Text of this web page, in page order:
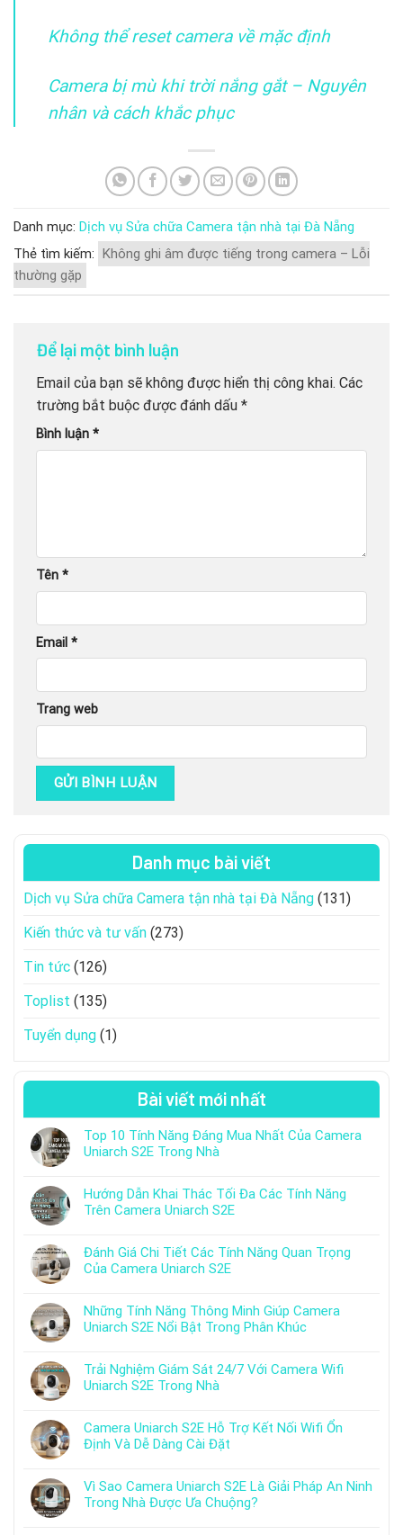
Không thể reset camera về mặc định
Camera bị mù khi trời nắng gắt – Nguyên
nhân và cách khắc phục
Danh mục: Dịch vụ Sửa chữa Camera tận nhà tại Đà Nẵng
Thẻ tìm kiếm: Không ghi âm được tiếng trong camera – Lỗi
thường gặp
Để lại một bình luận
Email của bạn sẽ không được hiển thị công khai. Các
trường bắt buộc được đánh dấu *
Bình luận *
Tên *
Email *
Trang web
Danh mục bài viết
Dịch vụ Sửa chữa Camera tận nhà tại Đà Nẵng (131)
Kiến thức và tư vấn (273)
Tin tức (126)
Toplist (135)
Tuyển dụng (1)
Bài viết mới nhất
Top 10 Tính Năng Đáng Mua Nhất Của Camera
Uniarch S2E Trong Nhà
Hướng Dẫn Khai Thác Tối Đa Các Tính Năng
Trên Camera Uniarch S2E
Đánh Giá Chi Tiết Các Tính Năng Quan Trọng
Của Camera Uniarch S2E
Những Tính Năng Thông Minh Giúp Camera
Uniarch S2E Nổi Bật Trong Phân Khúc
Trải Nghiệm Giám Sát 24/7 Với Camera Wifi
Uniarch S2E Trong Nhà
Camera Uniarch S2E Hỗ Trợ Kết Nối Wifi Ổn
Định Và Dễ Dàng Cài Đặt
Vì Sao Camera Uniarch S2E Là Giải Pháp An Ninh
Trong Nhà Được Ưa Chuộng?